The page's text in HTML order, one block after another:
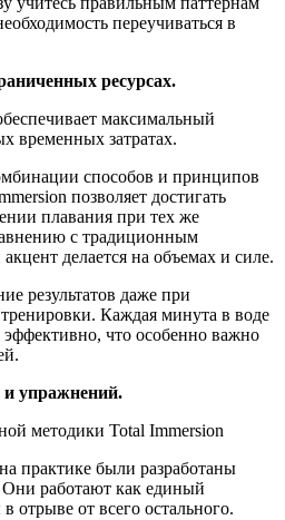
переучиваться в
ресурсах.
максимальный
временных затратах.
способов и принципов
позволяет достигать
плавания при тех же
с традиционным
делается на объемах и силе.
результатов даже при
Каждая минута в воде
эффективно, что особенно важно
и упражнений.
практике были разработаны
работают как единый
отрыве от всего остального.